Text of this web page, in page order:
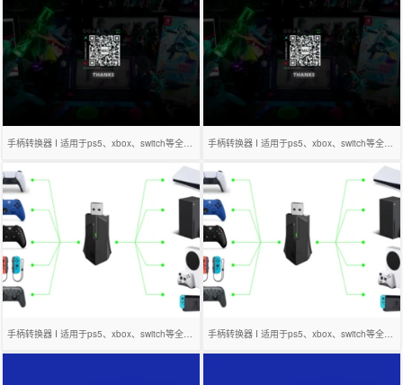
手柄转换器 I 适用于ps5、xbox、switch等全平台 手柄转换器 I 适用于ps5、xbox、switch等全平台